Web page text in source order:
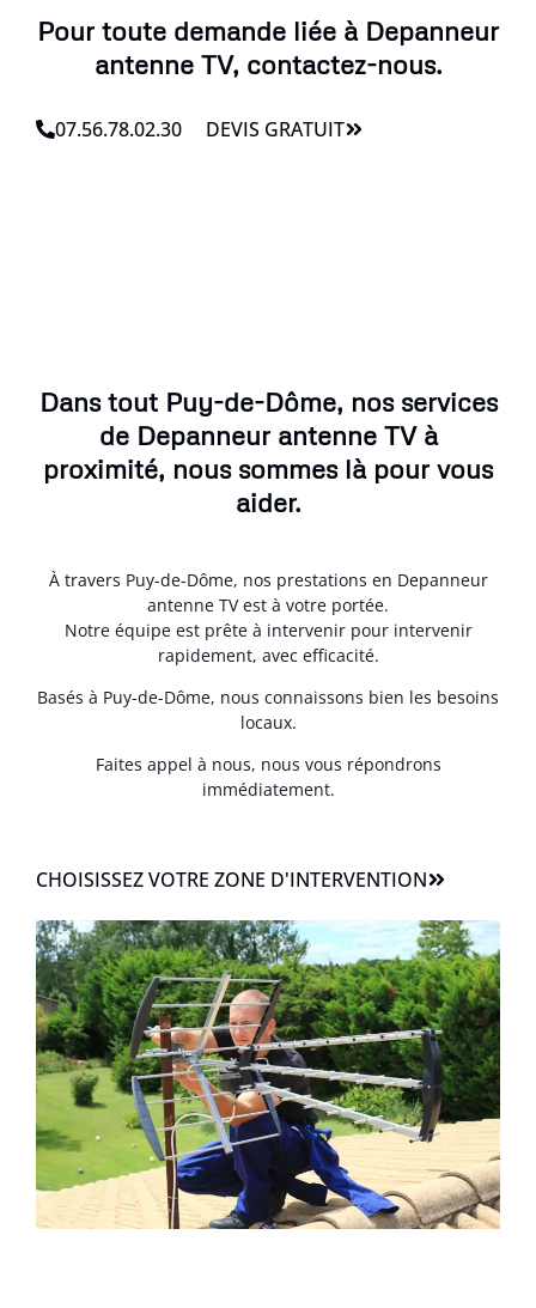
Pour toute demande liée à Depanneur
antenne TV, contactez-nous.
07.56.78.02.30 DEVIS GRATUIT
Dans tout Puy-de-Dôme, nos services
de Depanneur antenne TV à
proximité, nous sommes là pour vous
aider.
À travers Puy-de-Dôme, nos prestations en Depanneur
antenne TV est à votre portée.
Notre équipe est prête à intervenir pour intervenir
rapidement, avec efficacité.
Basés à Puy-de-Dôme, nous connaissons bien les besoins
locaux.
Faites appel à nous, nous vous répondrons
immédiatement.
CHOISISSEZ VOTRE ZONE D'INTERVENTION